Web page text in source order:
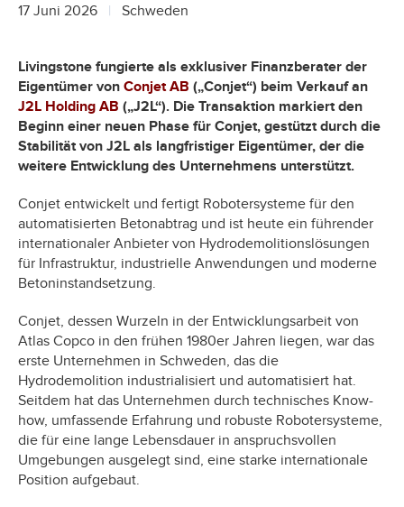
17 Juni 2026 Schweden
Livingstone fungierte als exklusiver Finanzberater der
Eigentümer von Conjet AB („Conjet“) beim Verkauf an
J2L Holding AB („J2L“). Die Transaktion markiert den
Beginn einer neuen Phase für Conjet, gestützt durch die
Stabilität von J2L als langfristiger Eigentümer, der die
weitere Entwicklung des Unternehmens unterstützt.
Conjet entwickelt und fertigt Robotersysteme für den
automatisierten Betonabtrag und ist heute ein führender
internationaler Anbieter von Hydrodemolitionslösungen
für Infrastruktur, industrielle Anwendungen und moderne
Betoninstandsetzung.
Conjet, dessen Wurzeln in der Entwicklungsarbeit von
Atlas Copco in den frühen 1980er Jahren liegen, war das
erste Unternehmen in Schweden, das die
Hydrodemolition industrialisiert und automatisiert hat.
Seitdem hat das Unternehmen durch technisches Know-
how, umfassende Erfahrung und robuste Robotersysteme,
die für eine lange Lebensdauer in anspruchsvollen
Umgebungen ausgelegt sind, eine starke internationale
Position aufgebaut.